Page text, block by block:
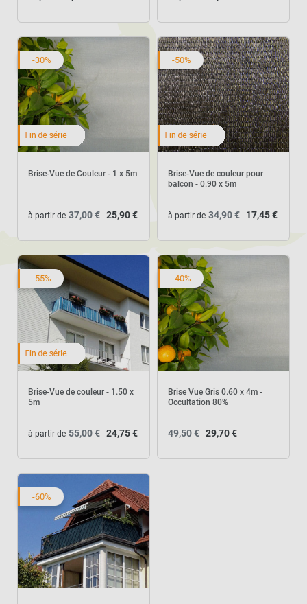
-30%
Brise-Vue de Couleur - 1 x 5m
à partir de 37,00 € 25,90 €
-50%
Brise-Vue de couleur pour
balcon - 0.90 x 5m
à partir de 34,90 € 17,45 €
-55%
Brise-Vue de couleur - 1.50 x
5m
à partir de 55,00 € 24,75 €
-40%
Brise Vue Gris 0.60 x 4m -
Occultation 80%
49,50 € 29,70 €
-60%